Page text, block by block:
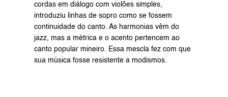
cordas em diálogo com violões simples,
introduziu linhas de sopro como se fossem
continuidade do canto. As harmonias vêm do
jazz, mas a métrica e o acento pertencem ao
canto popular mineiro. Essa mescla fez com que
sua música fosse resistente a modismos.